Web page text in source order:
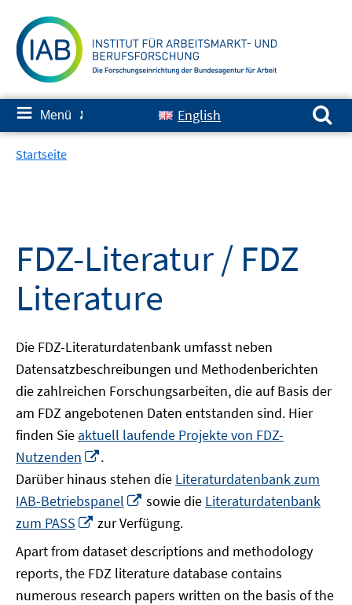
zum
Inhalt
≡ Menü ✘ English
Suchen nach:
Startseite
FDZ-Literatur / FDZ
Literature
Die FDZ-Literaturdatenbank umfasst neben
Datensatzbeschreibungen und Methodenberichten
die zahlreichen Forschungsarbeiten, die auf Basis der
am FDZ angebotenen Daten entstanden sind. Hier
finden Sie aktuell laufende Projekte von FDZ-
Nutzenden
neuem
Fenster
öffnen
.
Darüber hinaus stehen die Literaturdatenbank zum
IAB-Betriebspanel
In
neuem
Fenster
öffnen
sowie die Literaturdatenbank
zum PASS
In
Fenster
öffnen
zur Verfügung.
Apart from dataset descriptions and methodology
reports, the FDZ literature database contains
numerous research papers written on the basis of the